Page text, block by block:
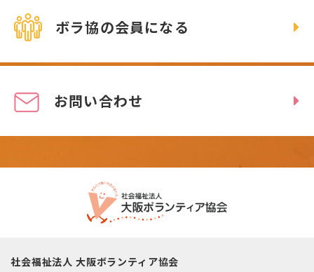
ボラ協の会員になる
お問い合わせ
社会福祉法人 大阪ボランティア協会